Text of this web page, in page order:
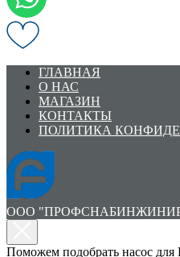
ГЛАВНАЯ
О НАС
МАГАЗИН
КОНТАКТЫ
ПОЛИТИКА
ООО
Поможем подобрать насос для